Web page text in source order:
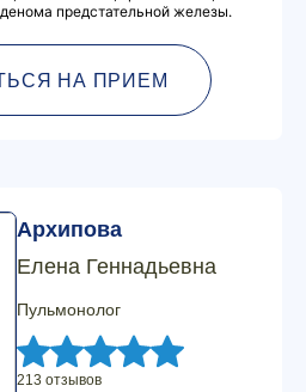
предстательной железы.
НА ПРИЕМ
Архипова
Елена Геннадьевна
Пульмонолог
213 отзывов